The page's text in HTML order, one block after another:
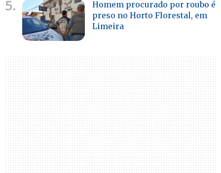
5.
Homem procurado por roubo é
preso no Horto Florestal, em
Limeira